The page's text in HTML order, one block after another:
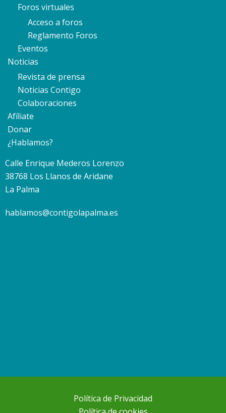
Foros virtuales
Acceso a foros
Reglamento Foros
Eventos
Noticias
Revista de prensa
Noticias Contigo
Colaboraciones
Afíliate
Donar
¿Hablamos?
Calle Enrique Mederos Lorenzo
38768 Los Llanos de Aridane
La Palma
hablamos@contigolapalma.es
Política de Privacidad